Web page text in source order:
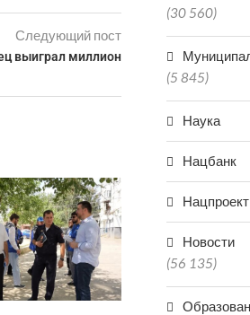
Следующий пост
выиграл миллион
(30 560)
(5 845)
Наука
Нацбанк
Новости
(56 135)